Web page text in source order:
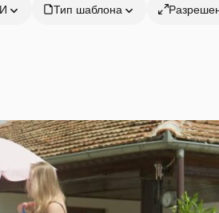
Тип шаблона
Продукция Начать